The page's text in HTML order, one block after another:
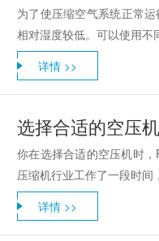
为了使压缩空气系统正常
相对湿度较低。可以使用不
详情 >>
选择合适的空压
你在选择合适的空压机时
压缩机行业工作了一段时
详情 >>